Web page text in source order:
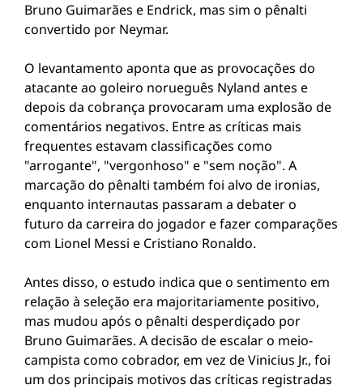
Bruno Guimarães e Endrick, mas sim o pênalti
convertido por Neymar.
O levantamento aponta que as provocações do
atacante ao goleiro norueguês Nyland antes e
depois da cobrança provocaram uma explosão de
comentários negativos. Entre as críticas mais
frequentes estavam classificações como
"arrogante", "vergonhoso" e "sem noção". A
marcação do pênalti também foi alvo de ironias,
enquanto internautas passaram a debater o
futuro da carreira do jogador e fazer comparações
com Lionel Messi e Cristiano Ronaldo.
Antes disso, o estudo indica que o sentimento em
relação à seleção era majoritariamente positivo,
mas mudou após o pênalti desperdiçado por
Bruno Guimarães. A decisão de escalar o meio-
campista como cobrador, em vez de Vinicius Jr., foi
um dos principais motivos das críticas registradas